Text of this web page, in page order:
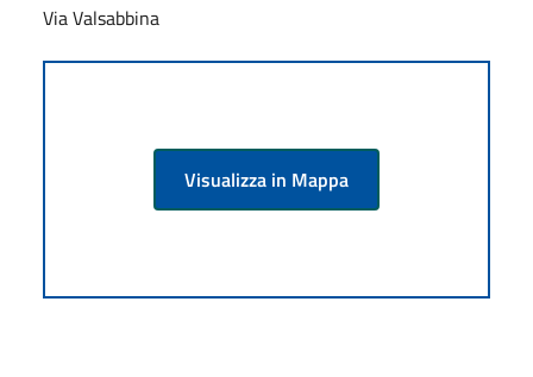
Via Valsabbina
Visualizza in Mappa